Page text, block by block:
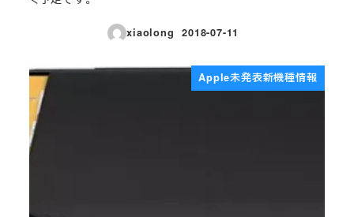
xiaolong
投稿日
2018-07-11
Apple未発表新機種情報